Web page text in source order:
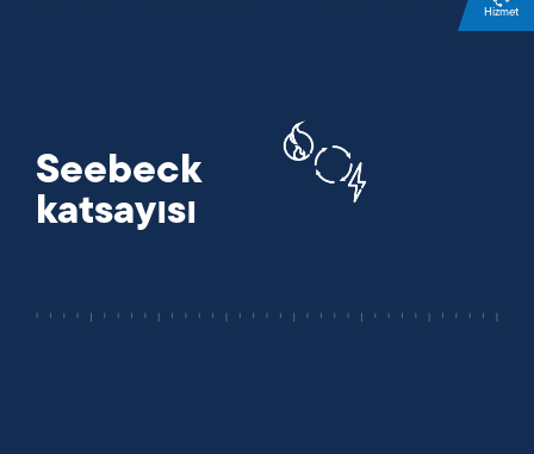
Seebeck
katsayısı
Hizmet